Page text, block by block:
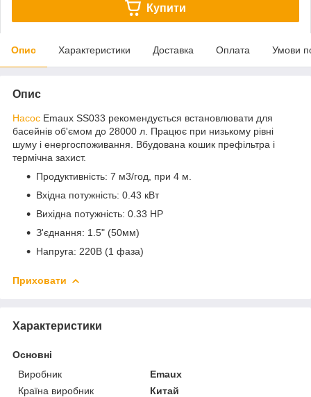
Купити
Опис Характеристики Доставка Оплата Умови
Опис
Насос Emaux SS033 рекомендується встановлювати для
басейнів об'ємом до 28000 л. Працює при низькому рівні
шуму і енергоспоживання. Вбудована кошик префільтра і
термічна захист.
Продуктивність: 7 м3/год, при 4 м.
Вхідна потужність: 0.43 кВт
Вихідна потужність: 0.33 НР
З'єднання: 1.5" (50мм)
Напруга: 220В (1 фаза)
Приховати
Характеристики
Основні
Виробник
Emaux
Країна виробник
Китай